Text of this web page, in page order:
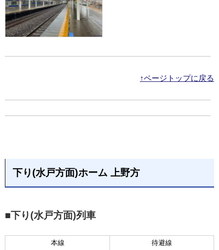
↑ページトップに戻る
下り(水戸方面)ホーム 上野方
■下り(水戸方面)列車
本線 待避線